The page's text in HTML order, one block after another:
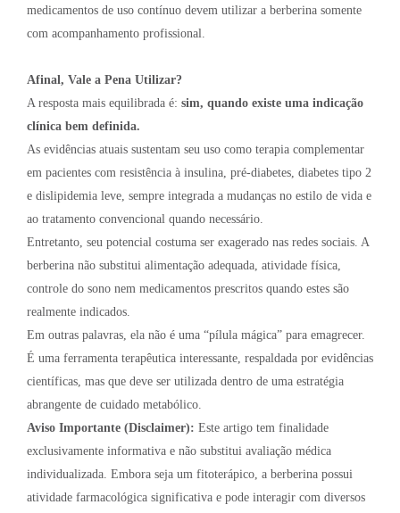
medicamentos de uso contínuo devem utilizar a berberina somente
com acompanhamento profissional.
Afinal, Vale a Pena Utilizar?
A resposta mais equilibrada é: sim, quando existe uma indicação
clínica bem definida.
As evidências atuais sustentam seu uso como terapia complementar
em pacientes com resistência à insulina, pré-diabetes, diabetes tipo 2
e dislipidemia leve, sempre integrada a mudanças no estilo de vida e
ao tratamento convencional quando necessário.
Entretanto, seu potencial costuma ser exagerado nas redes sociais. A
berberina não substitui alimentação adequada, atividade física,
controle do sono nem medicamentos prescritos quando estes são
realmente indicados.
Em outras palavras, ela não é uma “pílula mágica” para emagrecer.
É uma ferramenta terapêutica interessante, respaldada por evidências
científicas, mas que deve ser utilizada dentro de uma estratégia
abrangente de cuidado metabólico.
Aviso Importante (Disclaimer): Este artigo tem finalidade
exclusivamente informativa e não substitui avaliação médica
individualizada. Embora seja um fitoterápico, a berberina possui
atividade farmacológica significativa e pode interagir com diversos